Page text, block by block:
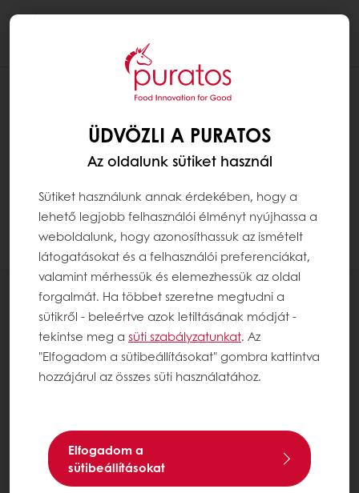
HOGYAN TUDOM MEGTEKINTENI AZ
EXKLUZÍV PROMÓCIÓIMAT?
Kattintson a „MyPuratos főoldal” menüpontra
menüben kattintson a „Promócióim”
menüpontra. Itt megtekintheti az összes
exkluzív promócióját.
ÜDVÖZLI A PURATOS
Az oldalunk sütiket használ
Sütiket használunk annak érdekében, hogy a
lehető legjobb felhasználói élményt nyújhassa a
weboldalunk, hogy azonosíthassuk az ismételt
látogatásokat és a felhasználói preferenciákat,
valamint mérhessük és elemezhessük az oldal
forgalmát. Ha többet szeretne megtudni a
sütikről - beleértve azok letiltásának módját -
tekintse meg a süti szabályzatunkat. Az
"Elfogadom a sütibeállításokat" gombra kattintva
hozzájárul az összes süti használatához.
Elfogadom a
sütibeállításokat
Termékeink
Receptek
Szolgáltatások
Fogyasztói szokások
Termékkatalógus
Kapcsolat